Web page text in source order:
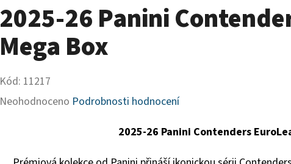
2025-26 Panini
Mega Box
Kód: 11217
Průměrné
Neohodnoceno Podrobnosti hodnocení
2025-26 Panini Contenders